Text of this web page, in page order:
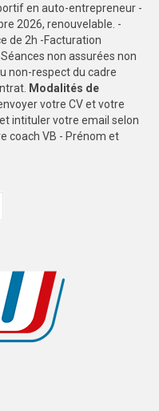
en auto-entrepreneur -
2026, renouvelable. -
de 2h -Facturation
non assurées non
non-respect du cadre
Modalités de
votre CV et votre
et intituler votre email selon
coach VB - Prénom et